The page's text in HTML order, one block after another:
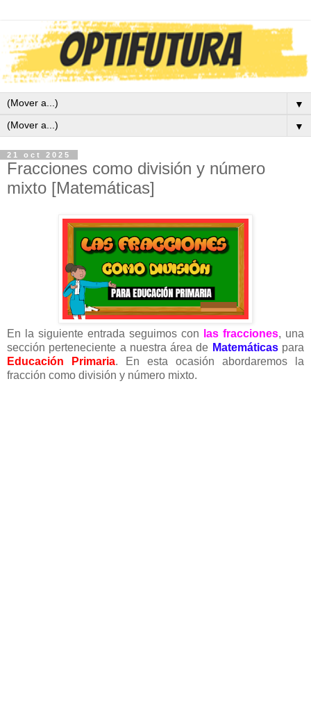
▼
▼
21 oct 2025
Fracciones como división y número
mixto [Matemáticas]
En la siguiente entrada seguimos con las fracciones, una
sección perteneciente a nuestra área de Matemáticas para
Educación Primaria. En esta ocasión abordaremos la
fracción como división y número mixto.